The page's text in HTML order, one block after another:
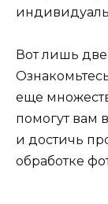
Вот лишь
еще
помогут вам
и достичь
обработке